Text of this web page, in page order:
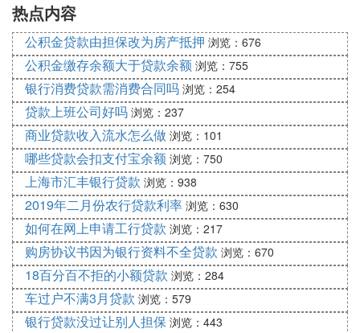
业贷款。
商业贷款政策：此时购买第二套房的贷款需按照
商业贷款的政策执行，包括首付比例、贷款利率
等，可能会受到“第二套房需提高首付和利率”新
政的限制。
2. 若第一套房使用商业贷款且未还清：
可以申请贷款购买第二套房：如果第一套住房选
择的是商业贷款且尚未还清，理论上是可以继续
申请贷款购买第二套房的。但需要注意的是，贷
款银行会综合考虑借款人的收入、负债情况、信
用记录等因素来决定是否发放贷款以及贷款的额
度。
首付比例和利率：购买第二套房的首付比例和利
率通常会高于首套房，具体政策因地区和银行而
异。
热点内容
公积金贷款由担保改为房产抵押 浏览：676
公积金缴存余额大于贷款余额 浏览：755
银行消费贷款需消费合同吗 浏览：254
贷款上班公司好吗 浏览：237
商业贷款收入流水怎么做 浏览：101
哪些贷款会扣支付宝余额 浏览：750
上海市汇丰银行贷款 浏览：938
2019年二月份农行贷款利率 浏览：630
如何在网上申请工行贷款 浏览：217
购房协议书因为银行资料不全贷款 浏览：670
18百分百不拒的小额贷款 浏览：284
车过户不满3月贷款 浏览：579
银行贷款没过让别人担保 浏览：443